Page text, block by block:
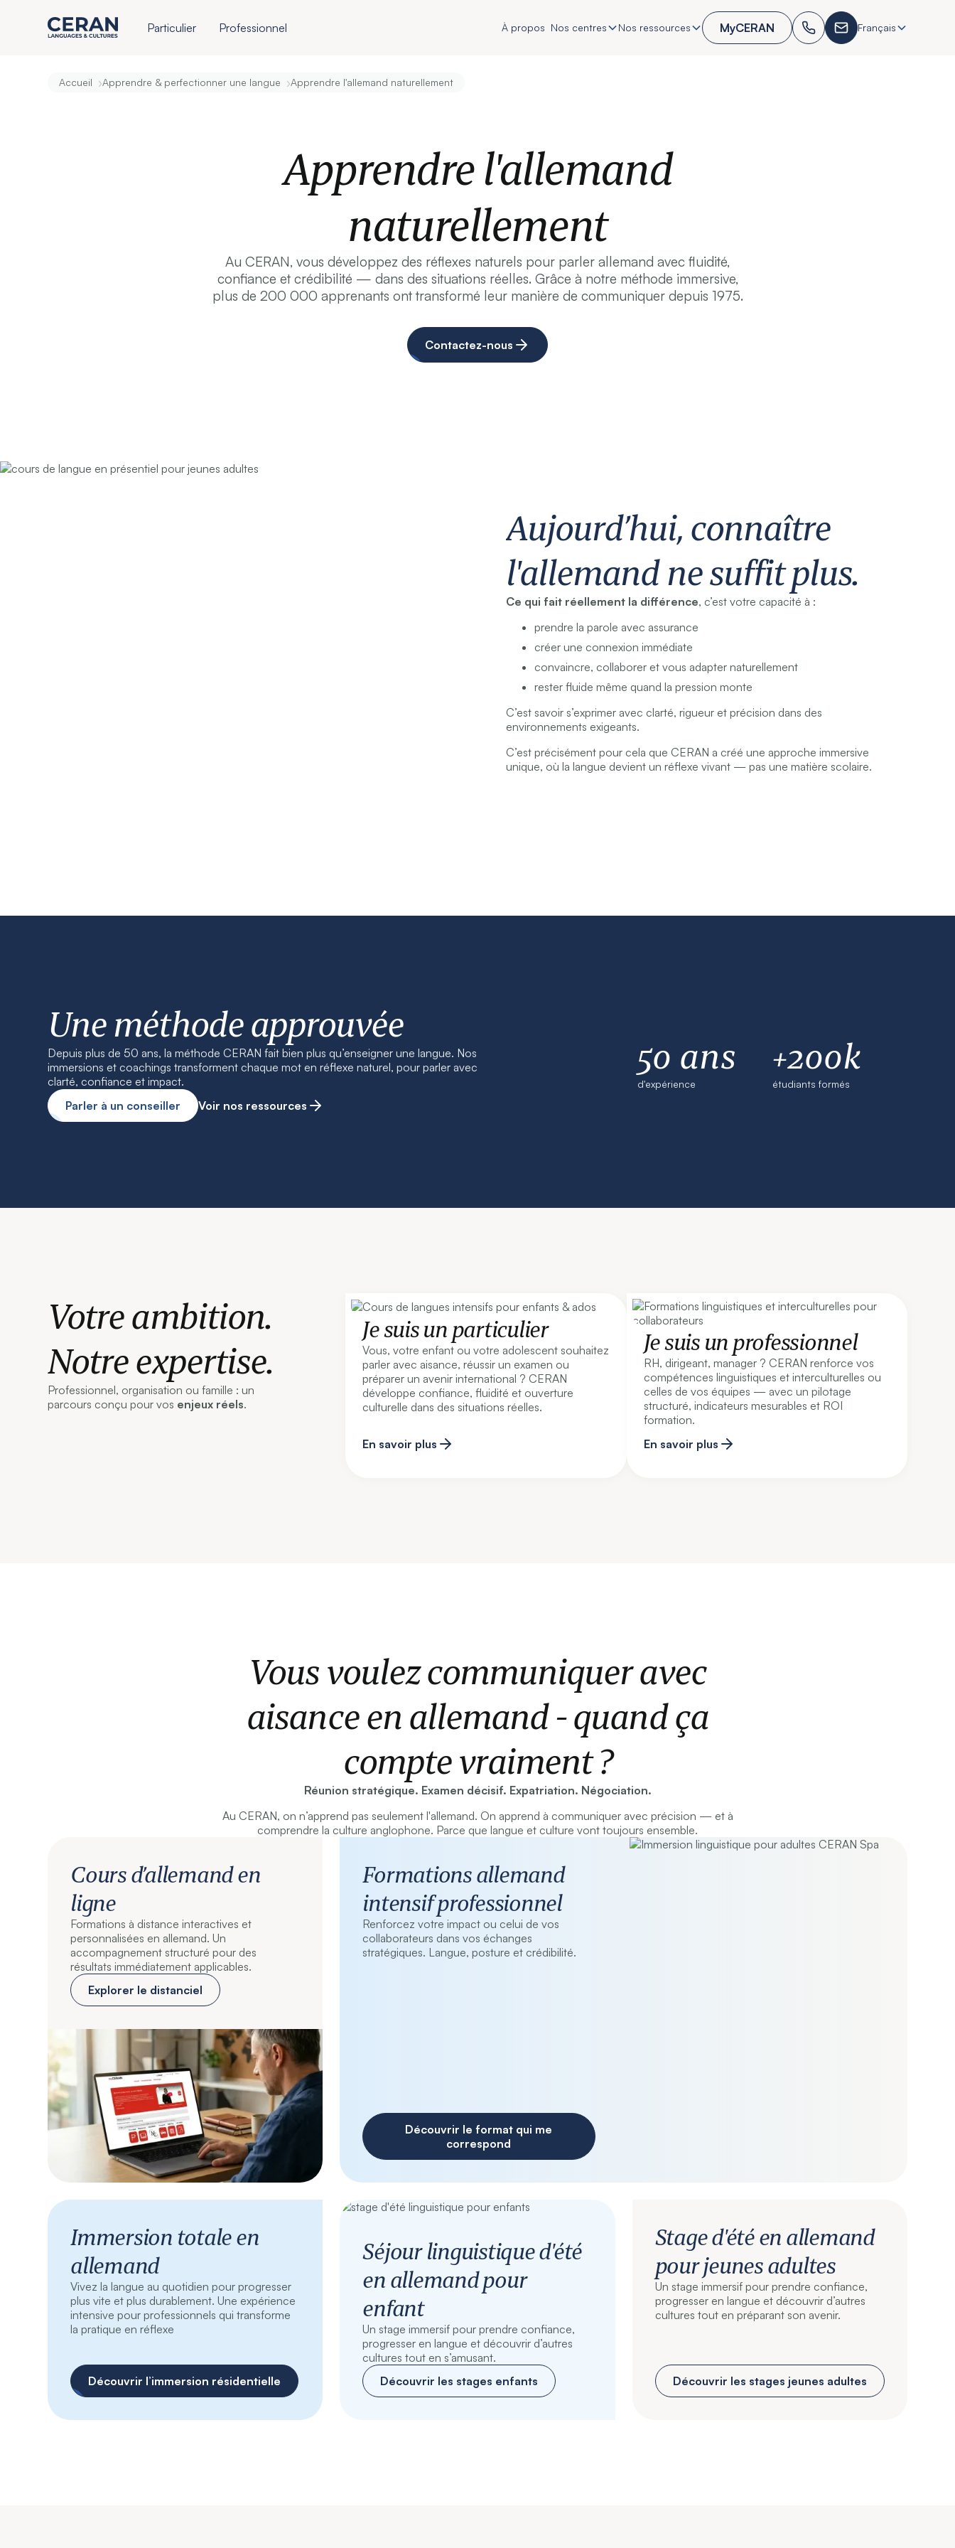
Particulier Professionnel À propos Nos centres Nos ressources MyCERAN Français
Accueil ›Apprendre & perfectionner une langue ›Apprendre l'allemand naturellement
Apprendre l'allemand
naturellement
Au CERAN, vous développez des réflexes naturels pour parler allemand avec fluidité,
confiance et crédibilité — dans des situations réelles. Grâce à notre méthode immersive,
plus de 200 000 apprenants ont transformé leur manière de communiquer depuis 1975.
Contactez-nous
Aujourd’hui, connaître
l'allemand ne suffit plus.
Ce qui fait réellement la différence, c’est votre capacité à :
prendre la parole avec assurance
créer une connexion immédiate
convaincre, collaborer et vous adapter naturellement
rester fluide même quand la pression monte
C’est savoir s’exprimer avec clarté, rigueur et précision dans des
environnements exigeants.
C’est précisément pour cela que CERAN a créé une approche immersive
unique, où la langue devient un réflexe vivant — pas une matière scolaire.
Une méthode approuvée
Depuis plus de 50 ans, la méthode CERAN fait bien plus qu’enseigner une langue. Nos
immersions et coachings transforment chaque mot en réflexe naturel, pour parler avec
clarté, confiance et impact.
Parler à un conseiller
Voir nos ressources
50 ans
d'expérience
+200k
étudiants formés
Votre ambition.
Notre expertise.
Professionnel, organisation ou famille : un
parcours conçu pour vos enjeux réels.
Je suis un particulier
Vous, votre enfant ou votre adolescent souhaitez
parler avec aisance, réussir un examen ou
préparer un avenir international ? CERAN
développe confiance, fluidité et ouverture
culturelle dans des situations réelles.
En savoir plus
Je suis un professionnel
RH, dirigeant, manager ? CERAN renforce vos
compétences linguistiques et interculturelles ou
celles de vos équipes — avec un pilotage
structuré, indicateurs mesurables et ROI
formation.
En savoir plus
Vous voulez communiquer avec
aisance en allemand - quand ça
compte vraiment ?
Réunion stratégique. Examen décisif. Expatriation. Négociation.
Au CERAN, on n’apprend pas seulement l'allemand. On apprend à communiquer avec précision — et à
comprendre la culture anglophone. Parce que langue et culture vont toujours ensemble.
Cours d’allemand en
ligne
Formations à distance interactives et
personnalisées en allemand. Un
accompagnement structuré pour des
résultats immédiatement applicables.
Explorer le distanciel
Formations allemand
intensif professionnel
Renforcez votre impact ou celui de vos
collaborateurs dans vos échanges
stratégiques. Langue, posture et crédibilité.
Découvrir le format qui me
correspond
Immersion totale en
allemand
Vivez la langue au quotidien pour progresser
plus vite et plus durablement. Une expérience
intensive pour professionnels qui transforme
la pratique en réflexe
Découvrir l’immersion résidentielle
Séjour linguistique d'été
en allemand pour
enfant
Un stage immersif pour prendre confiance,
progresser en langue et découvrir d’autres
cultures tout en s’amusant.
Découvrir les stages enfants
Stage d'été en allemand
pour jeunes adultes
Un stage immersif pour prendre confiance,
progresser en langue et découvrir d’autres
cultures tout en préparant son avenir.
Découvrir les stages jeunes adultes